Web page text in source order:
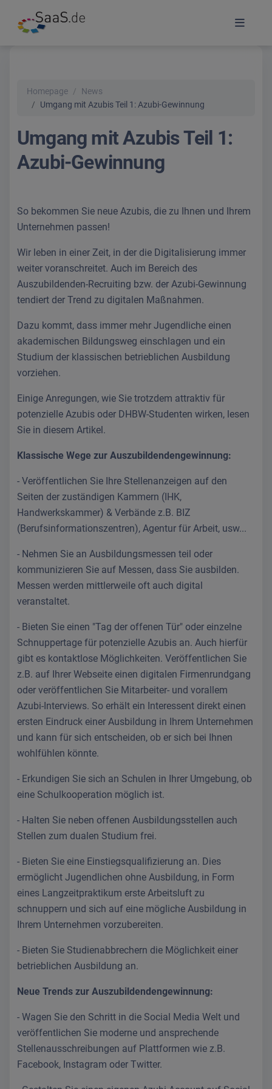
Homepage
News
Umgang mit Azubis Teil 1: Azubi-Gewinnung
Umgang mit Azubis Teil 1:
Azubi-Gewinnung
So bekommen Sie neue Azubis, die zu Ihnen und Ihrem
Unternehmen passen!
Wir leben in einer Zeit, in der die Digitalisierung immer
weiter voranschreitet. Auch im Bereich des
Auszubildenden-Recruiting bzw. der Azubi-Gewinnung
tendiert der Trend zu digitalen Maßnahmen.
Dazu kommt, dass immer mehr Jugendliche einen
akademischen Bildungsweg einschlagen und ein
Studium der klassischen betrieblichen Ausbildung
vorziehen.
Einige Anregungen, wie Sie trotzdem attraktiv für
potenzielle Azubis oder DHBW-Studenten wirken, lesen
Sie in diesem Artikel.
Klassische Wege zur Auszubildendengewinnung:
- Veröffentlichen Sie Ihre Stellenanzeigen auf den
Seiten der zuständigen Kammern (IHK,
Handwerkskammer) & Verbände z.B. BIZ
(Berufsinformationszentren), Agentur für Arbeit, usw...
- Nehmen Sie an Ausbildungsmessen teil oder
kommunizieren Sie auf Messen, dass Sie ausbilden.
Messen werden mittlerweile oft auch digital
veranstaltet.
- Bieten Sie einen "Tag der offenen Tür" oder einzelne
Schnuppertage für potenzielle Azubis an. Auch hierfür
gibt es kontaktlose Möglichkeiten. Veröffentlichen Sie
z.B. auf Ihrer Webseite einen digitalen Firmenrundgang
oder veröffentlichen Sie Mitarbeiter- und vorallem
Azubi-Interviews. So erhält ein Interessent direkt einen
ersten Eindruck einer Ausbildung in Ihrem Unternehmen
und kann für sich entscheiden, ob er sich bei Ihnen
wohlfühlen könnte.
- Erkundigen Sie sich an Schulen in Ihrer Umgebung, ob
eine Schulkooperation möglich ist.
- Halten Sie neben offenen Ausbildungsstellen auch
Stellen zum dualen Studium frei.
- Bieten Sie eine Einstiegsqualifizierung an. Dies
ermöglicht Jugendlichen ohne Ausbildung, in Form
eines Langzeitpraktikum erste Arbeitsluft zu
schnuppern und sich auf eine mögliche Ausbildung in
Ihrem Unternehmen vorzubereiten.
- Bieten Sie Studienabbrechern die Möglichkeit einer
betrieblichen Ausbildung an.
Neue Trends zur Auszubildendengewinnung:
- Wagen Sie den Schritt in die Social Media Welt und
veröffentlichen Sie moderne und ansprechende
Stellenausschreibungen auf Plattformen wie z.B.
Facebook, Instagram oder Twitter.